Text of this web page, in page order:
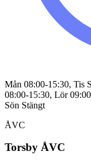
Mån 08:00-15:30, Tis
08:00-15:30, Lör
Sön Stängt
ÅVC
Torsby ÅVC